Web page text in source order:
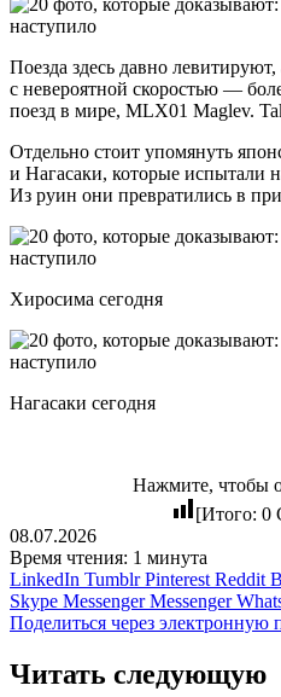
Поезда здесь давно
с невероятной скоростью —
поезд в мире, MLX01 Maglev.
Отдельно стоит упомянуть
и Нагасаки, которые испытали
Из руин они превратились в
Хиросима сегодня
Нагасаки сегодня
Нажмите, чтобы
[Итого: 0
08.07.2026
Время чтения: 1 минута
LinkedIn Tumblr Pinterest Reddit
Skype Messenger Messenger
Поделиться через электронную
Читать следующую